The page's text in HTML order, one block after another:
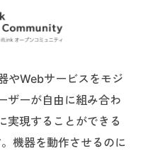
やWebサービスをモジ
ザーが自由に組み合わ
実現することができる
機器を動作させるのに